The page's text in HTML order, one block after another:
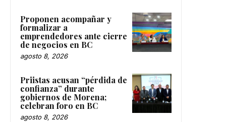
Proponen acompañar y
formalizar a
emprendedores ante cierre
de negocios en BC
agosto 8, 2026
Priistas acusan “pérdida de
confianza” durante
gobiernos de Morena;
celebran foro en BC
agosto 8, 2026